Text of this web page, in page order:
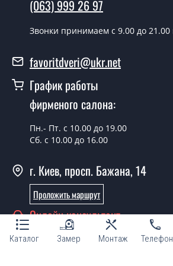
Каталог Замер Монтаж Телефон
замерщика?
Да можно.
У вас есть в наличии
полуторные
полуторных входных дверей.
полуторных входных
От 5200 грн.
Нужны полуторные
класса, что
(063) 999 26 97
Звонки принимаем c 9.00 до
favoritdveri@ukr.net
График работы
фирменого салона:
Пн.- Пт. с 10.00 до 19.00
Сб. с 10.00 до 16.00
г. Киев, просп. Бажана, 14
Проложить маршрут
Онлайн консультант